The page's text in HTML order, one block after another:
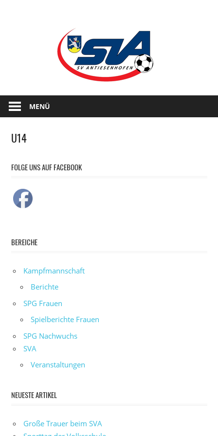
MENÜ
U14
FOLGE UNS AUF FACEBOOK
BEREICHE
Kampfmannschaft
Berichte
SPG Frauen
Spielberichte Frauen
SPG Nachwuchs
SVA
Veranstaltungen
NEUESTE ARTIKEL
Große Trauer beim SVA